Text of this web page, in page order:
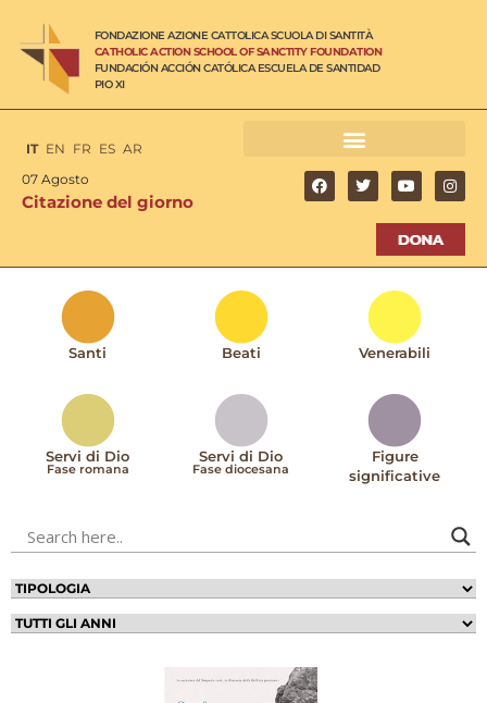
FONDAZIONE AZIONE CATTOLICA SCUOLA DI SANTITÀ
CATHOLIC ACTION SCHOOL OF SANCTITY FOUNDATION
FUNDACIÓN ACCIÓN CATÓLICA ESCUELA DE SANTIDAD
PIO XI
IT EN FR ES AR
07 Agosto
Citazione del giorno
Santi Beati Venerabili
Servi di Dio
Fase romana
Servi di Dio
Fase diocesana
Figure
significative